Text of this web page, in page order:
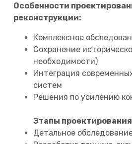
Особенности
реконструкции:
Комплексное
Сохранение
необходимости)
Интеграция
систем
Решения по усилению
Этапы
Детальное